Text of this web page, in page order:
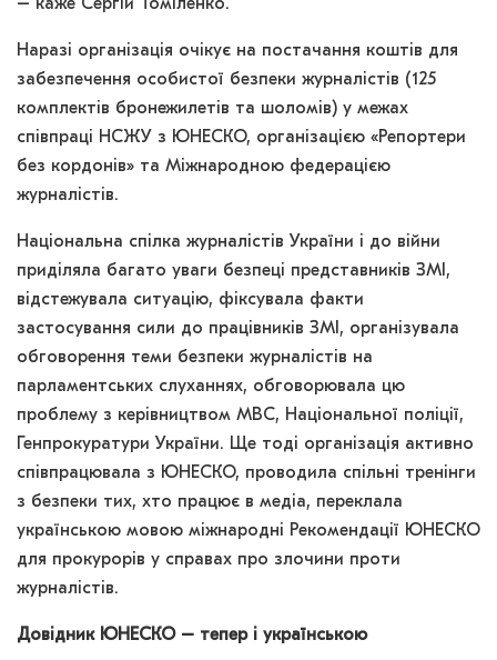
– каже Сергій Томіленко.
Наразі організація очікує на постачання коштів для
забезпечення особистої безпеки журналістів (125
комплектів бронежилетів та шоломів) у межах
співпраці НСЖУ з ЮНЕСКО, організацією «Репортери
без кордонів» та Міжнародною федерацією
журналістів.
Національна спілка журналістів України і до війни
приділяла багато уваги безпеці представників ЗМІ,
відстежувала ситуацію, фіксувала факти
застосування сили до працівників ЗМІ, організувала
обговорення теми безпеки журналістів на
парламентських слуханнях, обговорювала цю
проблему з керівництвом МВС, Національної поліції,
Генпрокуратури України. Ще тоді організація активно
співпрацювала з ЮНЕСКО, проводила спільні тренінги
з безпеки тих, хто працює в медіа, переклала
українською мовою міжнародні Рекомендації ЮНЕСКО
для прокурорів у справах про злочини проти
журналістів.
Довідник ЮНЕСКО – тепер і українською